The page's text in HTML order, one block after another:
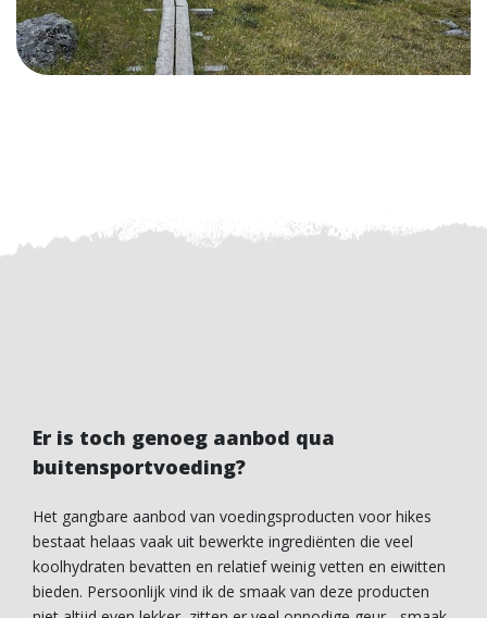
Er is toch genoeg aanbod qua
buitensportvoeding?
Het gangbare aanbod van voedingsproducten voor hikes
bestaat helaas vaak uit bewerkte ingrediënten die veel
koolhydraten bevatten en relatief weinig vetten en eiwitten
bieden. Persoonlijk vind ik de smaak van deze producten